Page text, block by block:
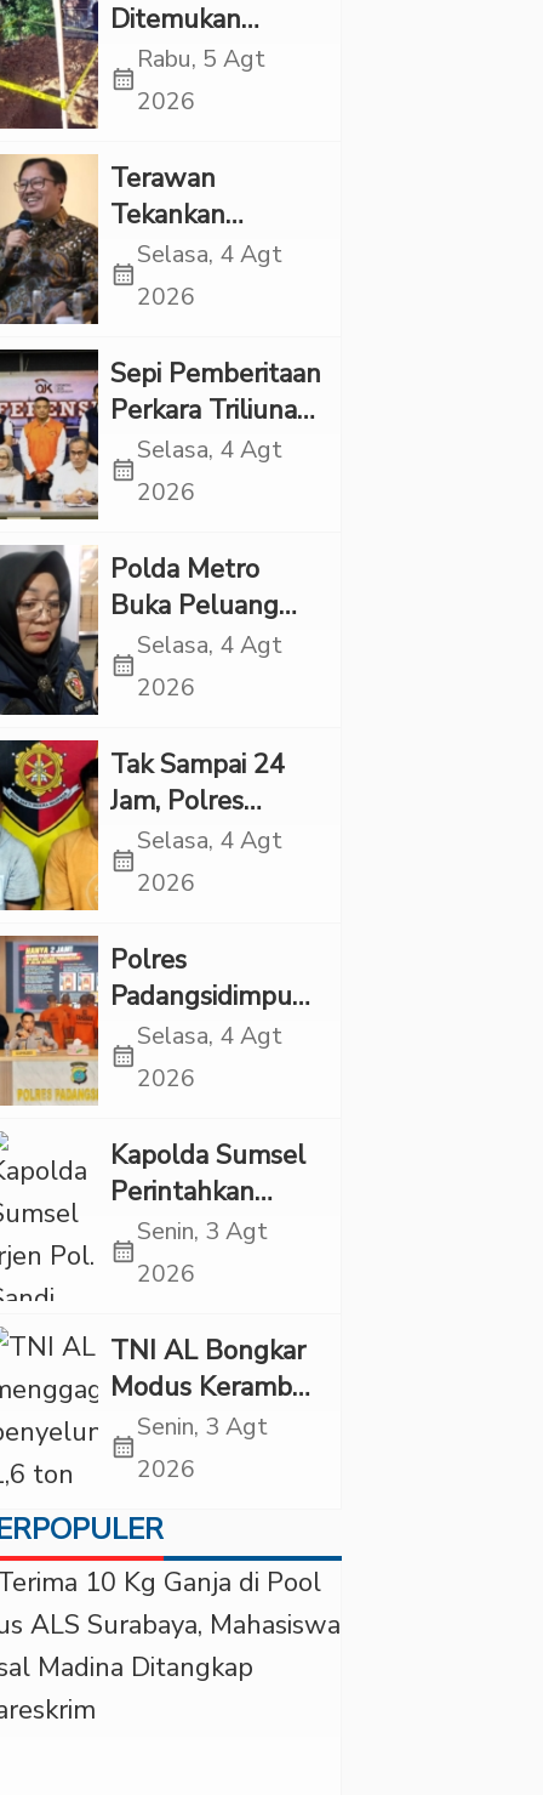
Ditemukan
Tewas dalam
Sumur di Tapsel,
Kekerasan
calendar_month
Rabu, 5 Agt
2026
Terawan
Tekankan
Pentingnya
Inovasi
di “Indonesian
Brain Forum
2026 UPN
Veteran Jakarta”
calendar_month
Selasa, 4 Agt
2026
Sepi Pemberitaan
Perkara Triliunan
Rupiah Investree,
Ternyata Sudah
calendar_month
Selasa, 4 Agt
2026
Polda Metro
Buka Peluang
Periksa YouTuber
Bigmo terkait
Eksploitasi Anak
calendar_month
Selasa, 4 Agt
2026
Tak Sampai 24
Jam, Polres
Tapsel Tangkap
Dua Pencuri
calendar_month
Selasa, 4 Agt
2026
Polres
Padangsidimpuan
Ringkus 9
Tersangka Kasus
Penganiayaan
calendar_month
Selasa, 4 Agt
2026
Kapolda Sumsel
Perintahkan
Patroli Masif,
Pelaku Karhutla
Tindakan Tegas
calendar_month
Senin, 3 Agt
2026
TNI AL Bongkar
Modus Keramba
Apung, 1,6 Ton
Pasir Timah
Diselundupkan
calendar_month
Senin, 3 Agt
2026